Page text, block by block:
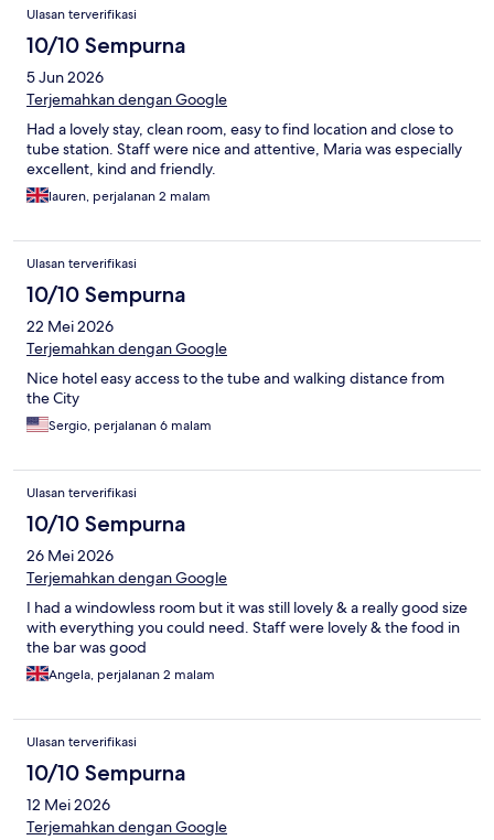
Ulasan terverifikasi
10/10 Sempurna
5 Jun 2026
Terjemahkan dengan Google
Had a lovely stay, clean room, easy to find location and close to
tube station. Staff were nice and attentive, Maria was especially
excellent, kind and friendly.
lauren, perjalanan 2 malam
Ulasan terverifikasi
10/10 Sempurna
22 Mei 2026
Terjemahkan dengan Google
Nice hotel easy access to the tube and walking distance from
the City
Sergio, perjalanan 6 malam
Ulasan terverifikasi
10/10 Sempurna
26 Mei 2026
Terjemahkan dengan Google
I had a windowless room but it was still lovely & a really good size
with everything you could need. Staff were lovely & the food in
the bar was good
Angela, perjalanan 2 malam
Ulasan terverifikasi
10/10 Sempurna
12 Mei 2026
Terjemahkan dengan Google